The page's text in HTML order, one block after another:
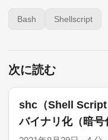
Bash Shellscript
次に読む
shc（Shell Script
バイナリ化（暗号